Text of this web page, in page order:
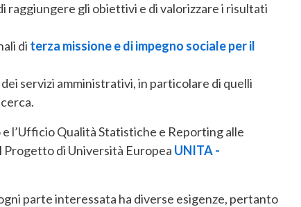
raggiungere gli obiettivi e di valorizzare i risultati
di terza missione e di impegno sociale per il
servizi amministrativi, in particolare di quelli
l’Ufficio Qualità Statistiche e Reporting alle
Progetto di Università Europea UNITA -
parte interessata ha diverse esigenze, pertanto